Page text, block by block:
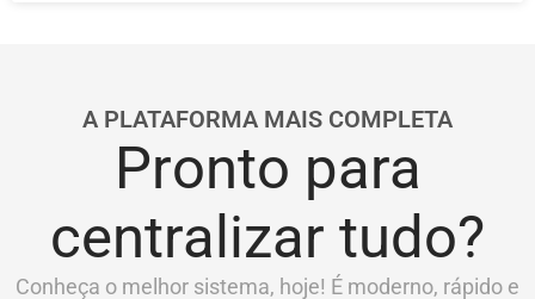
A PLATAFORMA MAIS COMPLETA
Pronto para
centralizar tudo?
Conheça o melhor sistema, hoje! É moderno, rápido e